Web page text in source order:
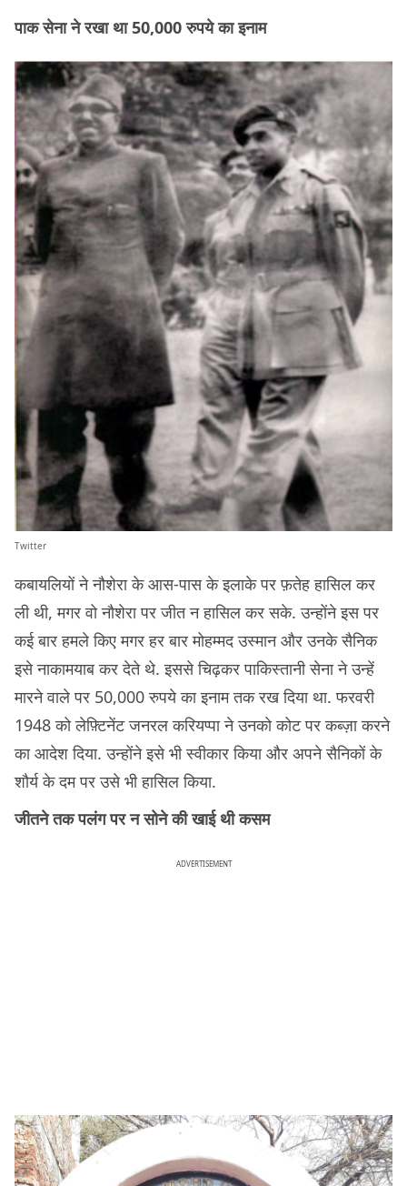
पाक सेना ने रखा था 50,000 रुपये का इनाम
Twitter
कबायलियों ने नौशेरा के आस-पास के इलाके पर फ़तेह हासिल कर
ली थी, मगर वो नौशेरा पर जीत न हासिल कर सके. उन्होंने इस पर
कई बार हमले किए मगर हर बार मोहम्मद उस्मान और उनके सैनिक
इसे नाकामयाब कर देते थे. इससे चिढ़कर पाकिस्तानी सेना ने उन्हें
मारने वाले पर 50,000 रुपये का इनाम तक रख दिया था. फरवरी
1948 को लेफ़्टिनेंट जनरल करियप्पा ने उनको कोट पर कब्ज़ा करने
का आदेश दिया. उन्होंने इसे भी स्वीकार किया और अपने सैनिकों के
शौर्य के दम पर उसे भी हासिल किया.
जीतने तक पलंग पर न सोने की खाई थी कसम
ADVERTISEMENT